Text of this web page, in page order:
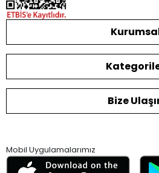
Bize
Mobil Uygulamalarımız